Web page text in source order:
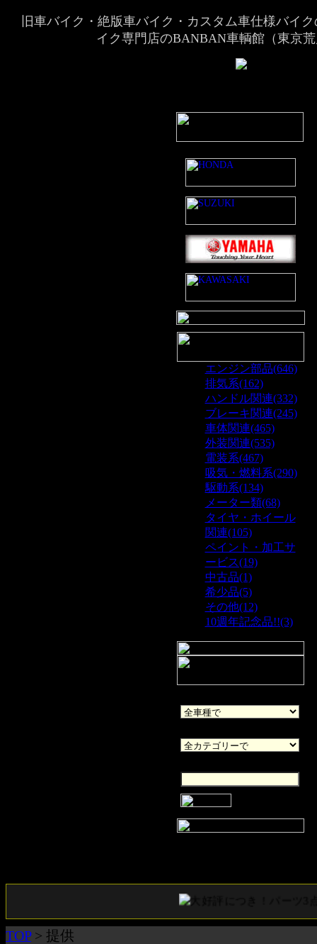
旧車バイク・絶版車バイク・カスタム車仕様バイ
イク専門店のBANBAN車輌館（東京
エンジン部品(646)
排気系(162)
ハンドル関連(332)
ブレーキ関連(245)
車体関連(465)
外装関連(535)
電装系(467)
吸気・燃料系(290)
駆動系(134)
メーター類(68)
タイヤ・ホイール
関連(105)
ペイント・加工サ
ービス(19)
中古品(1)
希少品(5)
その他(12)
10週年記念品!!(3)
大好評につき！パーツ3点
TOP> 提供